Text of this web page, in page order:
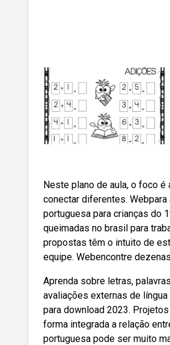
Neste plano de aula, o foco
conectar diferentes.
portuguesa para crianças do
queimadas no brasil para
propostas têm o intuito de
equipe. Webencontre
Aprenda sobre letras,
avaliações externas de
para download 2023.
forma integrada a relação
portuguesa pode ser muito